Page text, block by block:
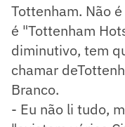
Tottenham. Não
é "Tottenham
diminutivo, tem
chamar
Branco.
- Eu não li tudo,